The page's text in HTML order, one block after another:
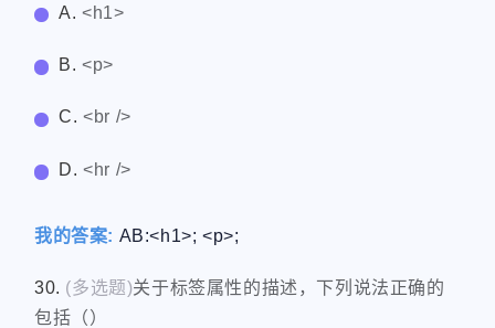
A.<h1>
B.<p>
C.<br />
D.<hr />
我的答案: AB:<h1>; <p>;
30. (多选题)关于标签属性的描述，下列说法正确的
包括（）